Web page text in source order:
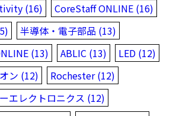
(16)
CoreStaff ONLINE (16)
半導体・電子部品 (13)
(13)
ABLIC (13)
LED (12)
ン (12)
Rochester (12)
エレクトロニクス (12)